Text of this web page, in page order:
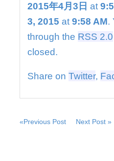
2015年4月3日 at
3, 2015 at 9:58 AM.
through the RSS 2.0
closed.
Share on Twitter,
«Previous Post Next Post »